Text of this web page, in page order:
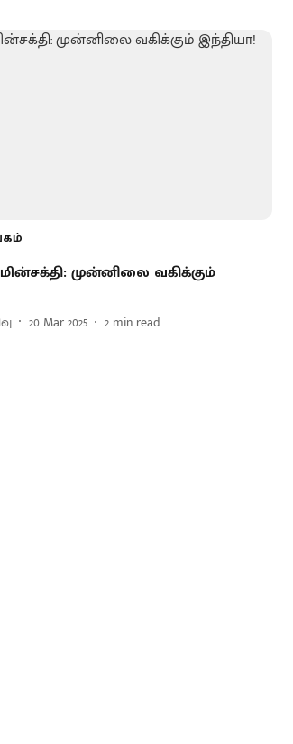
மின்சக்தி: முன்னிலை வகிக்கும்
20 Mar 2025 2 min read